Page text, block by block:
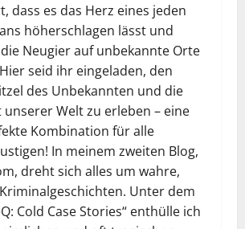
dass es das Herz eines jeden
höherschlagen lässt und
Neugier auf unbekannte Orte
seid ihr eingeladen, den
des Unbekannten und die
unserer Welt zu erleben – eine
Kombination für alle
In meinem zweiten Blog,
dreht sich alles um wahre,
Unter dem
Cold Case Stories“ enthülle ich